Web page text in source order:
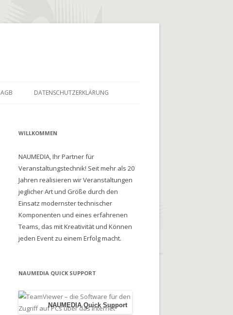
AGB DATENSCHUTZERKLÄRUNG
WILLKOMMEN
NAUMEDIA, Ihr Partner für
Veranstaltungstechnik! Seit mehr als 20
Jahren realisieren wir Veranstaltungen
jeglicher Art und Größe durch den
Einsatz modernster technischer
Komponenten und eines erfahrenen
Teams, das mit Kreativität und Können
jeden Event zu einem Erfolg macht.
NAUMEDIA QUICK SUPPORT
NAUMEDIA Quick Support